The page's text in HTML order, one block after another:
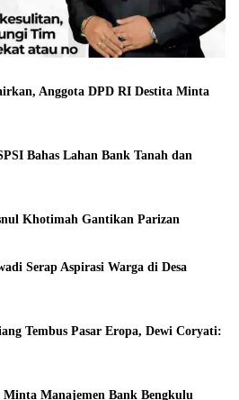
Anggota DPD RI Destita Minta
Bahas Lahan Bank Tanah dan
Khotimah Gantikan Parizan
Serap Aspirasi Warga di Desa
Tembus Pasar Eropa, Dewi Coryati:
Manajemen Bank Bengkulu